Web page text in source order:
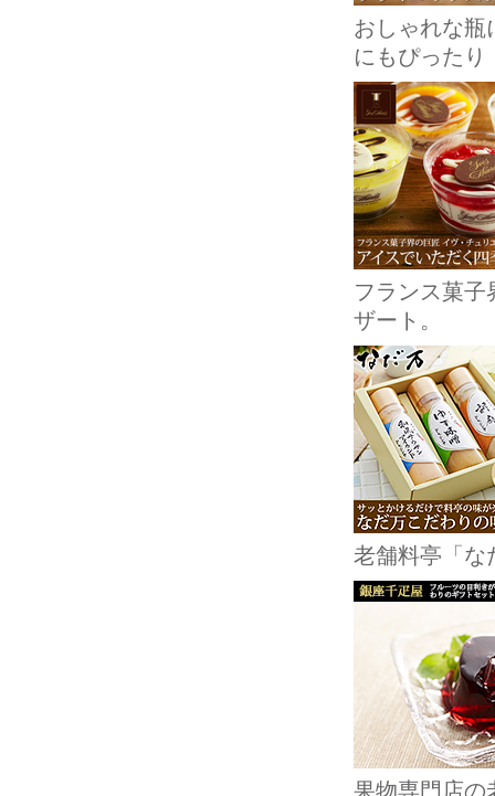
おしゃれな
にもぴったり
フランス菓
ザート。
老舗料亭「な
果物専門店の